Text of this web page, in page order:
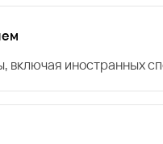
включая иностранных